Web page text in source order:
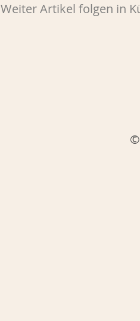
Weiter Artikel folgen in